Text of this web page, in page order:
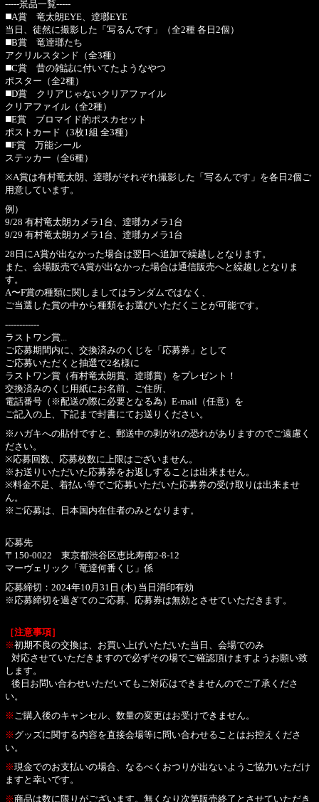
-----景品一覧-----
◼️A賞 竜太朗EYE、逹瑯EYE
当日、徒然に撮影した「写るんです」（全2種 各日2個）
◼️B賞 竜逹瑯たち
アクリルスタンド（全3種）
◼️C賞 昔の雑誌に付いてたようなやつ
ポスター（全2種）
◼️D賞 クリアじゃないクリアファイル
クリアファイル（全2種）
◼️E賞 ブロマイド的ポスカセット
ポストカード（3枚1組 全3種）
◼️F賞 万能シール
ステッカー（全6種）
※A賞は有村竜太朗、逹瑯がそれぞれ撮影した「写るんです」を各日2個ご
用意しています。
例）
9/28 有村竜太朗カメラ1台、逹瑯カメラ1台
9/29 有村竜太朗カメラ1台、逹瑯カメラ1台
28日にA賞が出なかった場合は翌日へ追加で繰越しとなります。
また、会場販売でA賞が出なかった場合は通信販売へと繰越しとなりま
す。
A〜F賞の種類に関しましてはランダムではなく、
ご当選した賞の中から種類をお選びいただくことが可能です。
------------
ラストワン賞...
ご応募期間内に、交換済みのくじを「応募券」として
ご応募いただくと抽選で2名様に
ラストワン賞（有村竜太朗賞、逹瑯賞）をプレゼント！
交換済みのくじ用紙にお名前、ご住所、
電話番号（※配送の際に必要となる為）E-mail（任意）を
ご記入の上、下記まで封書にてお送りください。
※ハガキへの貼付ですと、郵送中の剥がれの恐れがありますのでご遠慮く
ださい。
※応募回数、応募枚数に上限はございません。
※お送りいただいた応募券をお返しすることは出来ません。
※料金不足、着払い等でご応募いただいた応募券の受け取りは出来ませ
ん。
※ご応募は、日本国内在住者のみとなります。
応募先
〒150-0022 東京都渋谷区恵比寿南2-8-12
マーヴェリック「竜逹何番くじ」係
応募締切：2024年10月31日 (木) 当日消印有効
※応募締切を過ぎてのご応募、応募券は無効とさせていただきます。
［注意事項］
※初期不良の交換は、お買い上げいただいた当日、会場でのみ
対応させていただきますので必ずその場でご確認頂けますようお願い致
します。
後日お問い合わせいただいてもご対応はできませんのでご了承くださ
い。
※ ご購入後のキャンセル、数量の変更はお受けできません。
※ グッズに関する内容を直接会場等に問い合わせることはお控えくださ
い。
※現金でのお支払いの場合、なるべくおつりが出ないようご協力いただけ
ますと幸いです。
※商品は数に限りがございます。無くなり次第販売終了とさせていただき